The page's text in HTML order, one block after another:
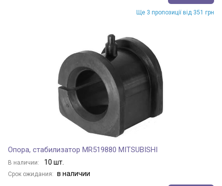
Ще 3 пропозиції від 351 грн
Опора, стабилизатор MR519880 MITSUBISHI
В наличии: 10 шт.
Срок ожидания: в наличии